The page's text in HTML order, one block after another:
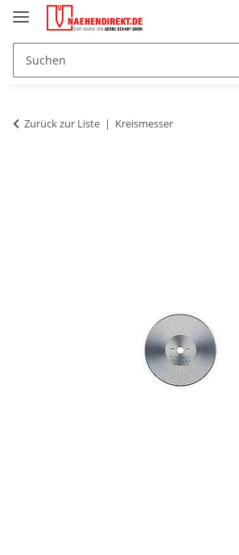
Zurück zur Liste Kreismesser